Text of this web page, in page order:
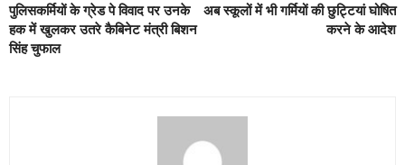
पुलिसकर्मियों के ग्रेड पे विवाद पर उनके
हक में खुलकर उतरे कैबिनेट मंत्री बिशन
सिंह चुफाल
अब स्कूलों में भी गर्मियों की छुट्टियां घोषित
करने के आदेश